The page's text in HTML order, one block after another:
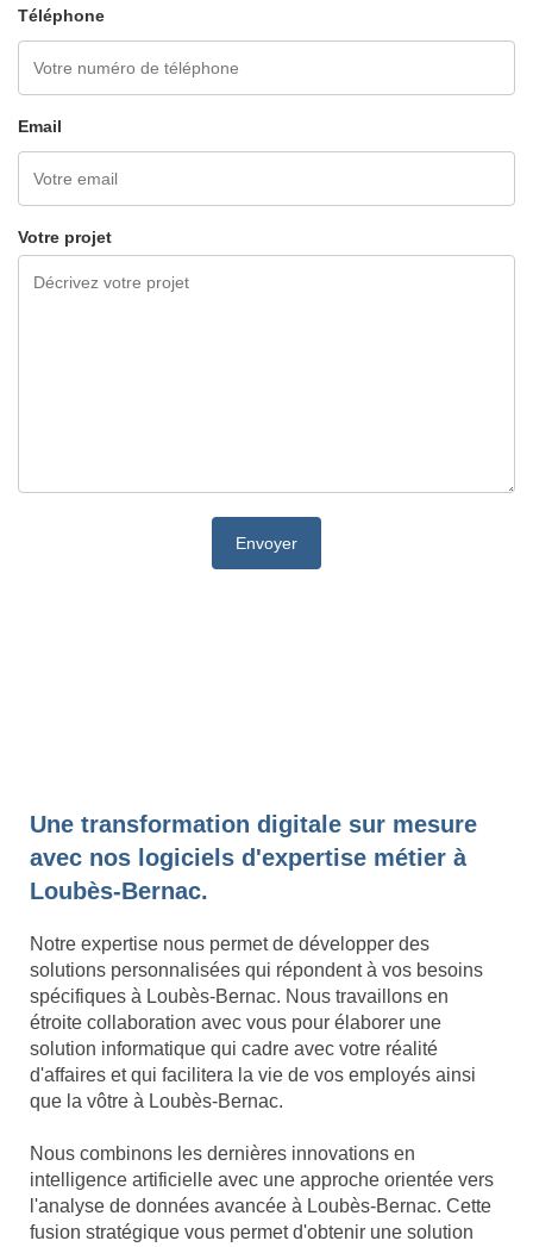
Téléphone
Email
Votre projet
Une transformation digitale sur mesure
avec nos logiciels d'expertise métier à
Loubès-Bernac.
Notre expertise nous permet de développer des
solutions personnalisées qui répondent à vos besoins
spécifiques à Loubès-Bernac. Nous travaillons en
étroite collaboration avec vous pour élaborer une
solution informatique qui cadre avec votre réalité
d'affaires et qui facilitera la vie de vos employés ainsi
que la vôtre à Loubès-Bernac.
Nous combinons les dernières innovations en
intelligence artificielle avec une approche orientée vers
l'analyse de données avancée à Loubès-Bernac. Cette
fusion stratégique vous permet d'obtenir une solution